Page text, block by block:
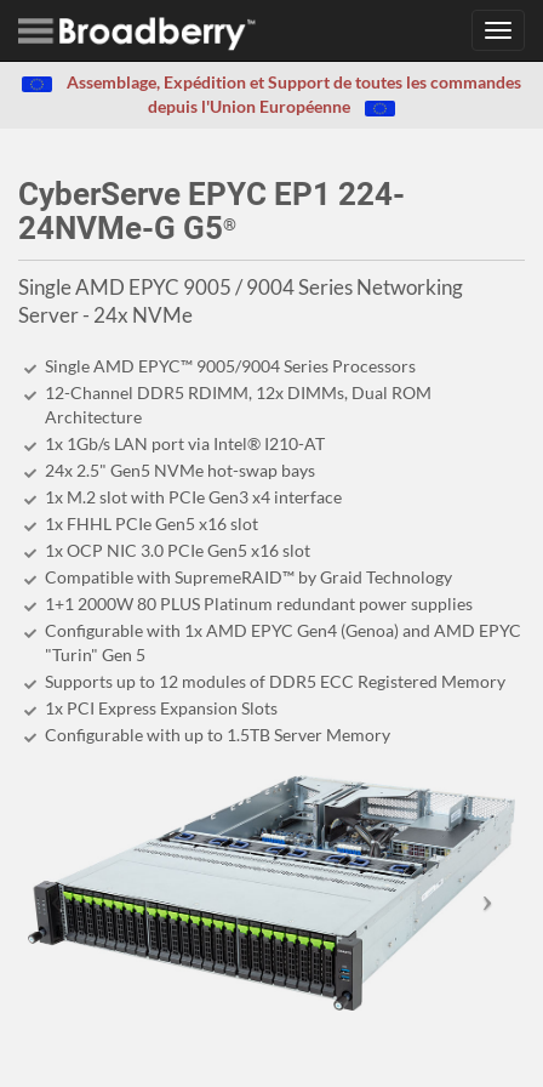
Assemblage, Expédition et Support de toutes les commandes
depuis l'Union Européenne
CyberServe EPYC EP1 224-
24NVMe-G G5®
Single AMD EPYC 9005 / 9004 Series Networking
Server - 24x NVMe
Single AMD EPYC™ 9005/9004 Series Processors
12-Channel DDR5 RDIMM, 12x DIMMs, Dual ROM
Architecture
1x 1Gb/s LAN port via Intel® I210-AT
24x 2.5" Gen5 NVMe hot-swap bays
1x M.2 slot with PCIe Gen3 x4 interface
1x FHHL PCIe Gen5 x16 slot
1x OCP NIC 3.0 PCIe Gen5 x16 slot
Compatible with SupremeRAID™ by Graid Technology
1+1 2000W 80 PLUS Platinum redundant power supplies
Configurable with 1x AMD EPYC Gen4 (Genoa) and AMD EPYC
"Turin" Gen 5
Supports up to 12 modules of DDR5 ECC Registered Memory
1x PCI Express Expansion Slots
Configurable with up to 1.5TB Server Memory